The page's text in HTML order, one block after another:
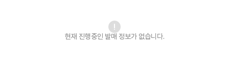
현재 진행중인 발매 정보가 없습니다.